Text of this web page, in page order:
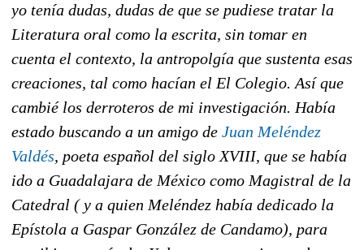
yo tenía dudas, dudas de que se pudiese tratar la
Literatura oral como la escrita, sin tomar en
cuenta el contexto, la antropolgía que sustenta esas
creaciones, tal como hacían el El Colegio. Así que
cambié los derroteros de mi investigación. Había
estado buscando a un amigo de Juan Meléndez
Valdés, poeta español del siglo XVIII, que se había
ido a Guadalajara de México como Magistral de la
Catedral ( y a quien Meléndez había dedicado la
Epístola a Gaspar González de Candamo), para